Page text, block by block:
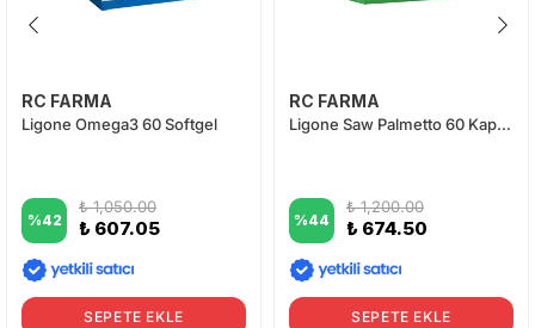
RC FARMA
Ligone Omega3 60 Softgel
%42
₺ 1,050.00
₺ 607.05
SEPETE EKLE
RC FARMA
Ligone Saw Palmetto 60 Kapsül
%44
₺ 1,200.00
₺ 674.50
SEPETE EKLE